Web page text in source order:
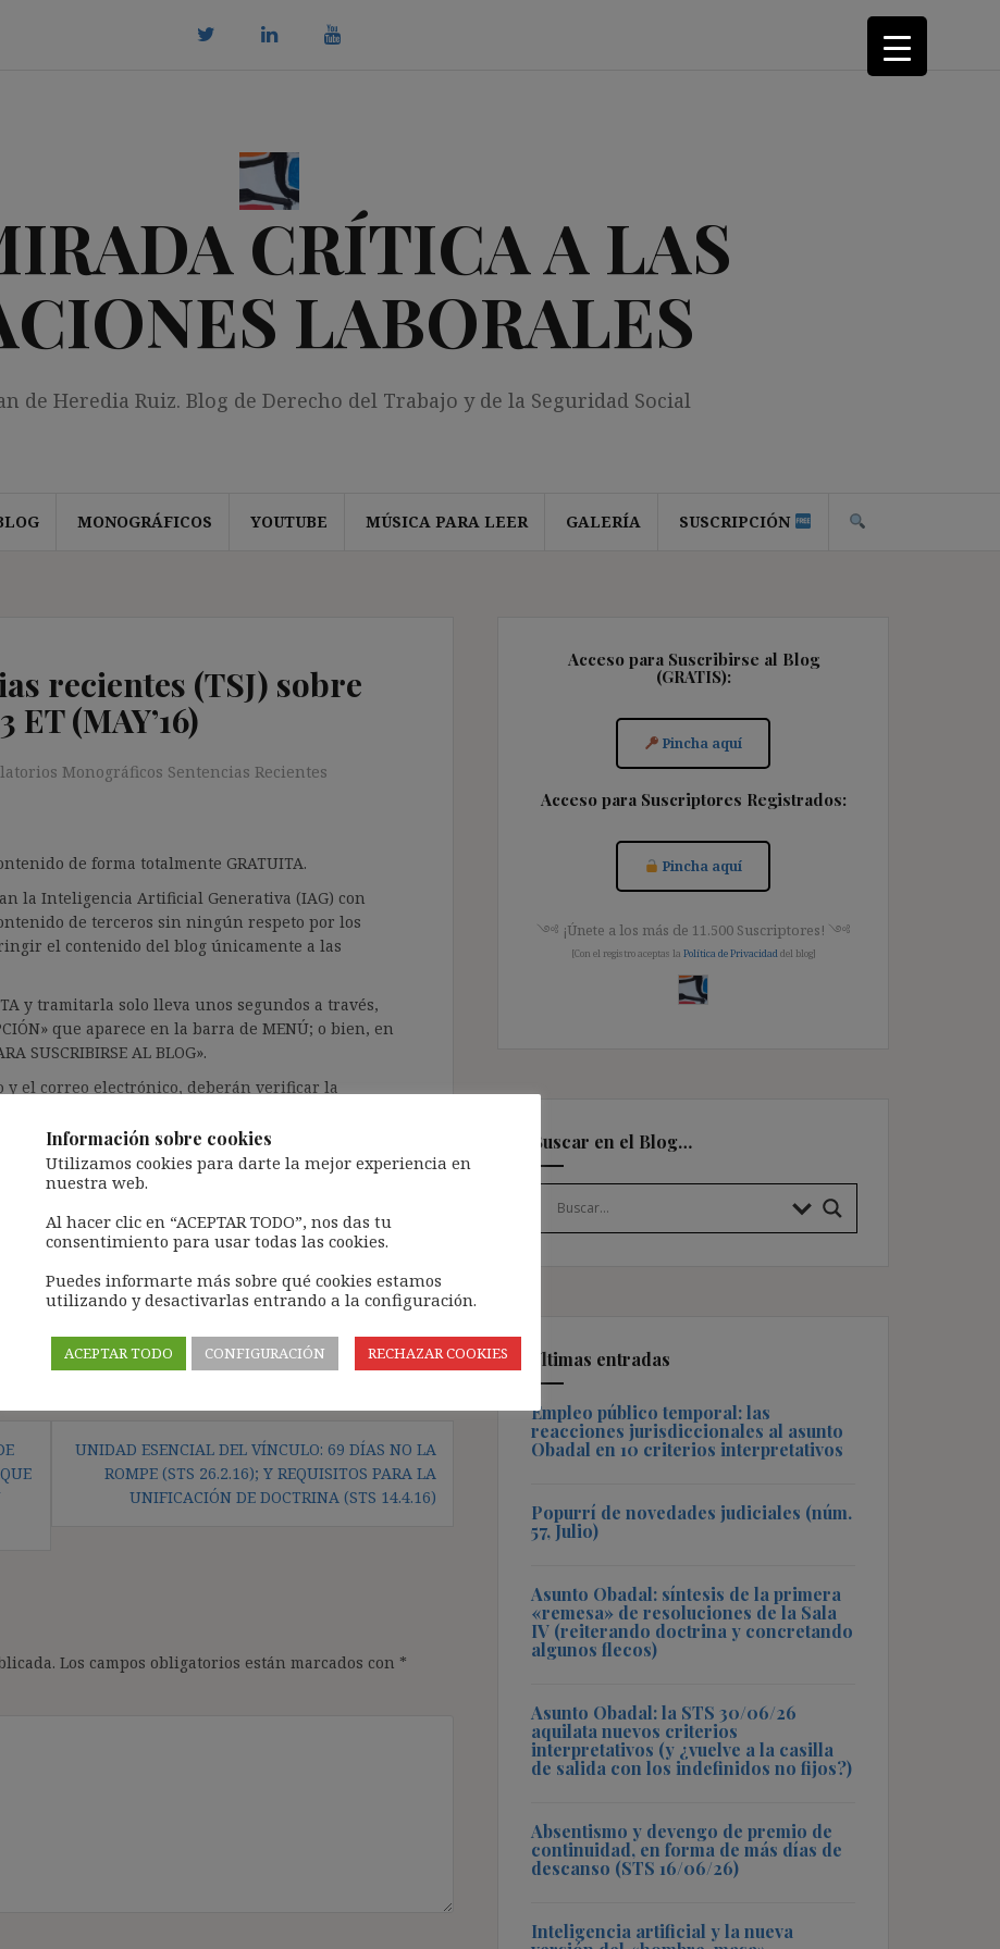
CRÍTICA A LAS
LABORALES
de Heredia Ruiz. Blog de Derecho del Trabajo y de la Seguridad Social
MONOGRÁFICOS YOUTUBE MÚSICA PARA LEER GALERÍA SUSCRIPCIÓN
recientes (TSJ) sobre
(MAY’16)
Monográficos Sentencias Recientes
de forma totalmente GRATUITA.
la Inteligencia Artificial Generativa (IAG) con
de terceros sin ningún respeto por los
el contenido del blog únicamente a las
y tramitarla solo lleva unos segundos a través,
que aparece en la barra de MENÚ; o bien, en
SUSCRIBIRSE AL BLOG».
el correo electrónico, deberán verificar la
en el correo electrónico registrado (según
la bandeja de «Spam»).
pueda causar.
del blog: https://ignasibeltran.com/politica-
UNIDAD ESENCIAL DEL VÍNCULO: 69 DÍAS NO LA
ROMPE (STS 26.2.16); Y REQUISITOS PARA LA
UNIFICACIÓN DE DOCTRINA (STS 14.4.16)
Los campos obligatorios están marcados con *
Acceso para Suscribirse al Blog
(GRATIS):
Pincha aquí
Acceso para Suscriptores Registrados:
Pincha aquí
༺ ¡Únete a los más de 11.500 Suscriptores! ༺
[Con el registro aceptas la Política de Privacidad del blog]
Buscar en el Blog…
Últimas entradas
Empleo público temporal: las
reacciones jurisdiccionales al asunto
Obadal en 10 criterios interpretativos
Popurrí de novedades judiciales (núm.
57, Julio)
Asunto Obadal: síntesis de la primera
«remesa» de resoluciones de la Sala
IV (reiterando doctrina y concretando
algunos flecos)
Asunto Obadal: la STS 30/06/26
aquilata nuevos criterios
interpretativos (y ¿vuelve a la casilla
de salida con los indefinidos no fijos?)
Absentismo y devengo de premio de
continuidad, en forma de más días de
descanso (STS 16/06/26)
Inteligencia artificial y la nueva
Información sobre cookies
Utilizamos cookies para darte la mejor experiencia en
nuestra web.
Al hacer clic en “ACEPTAR TODO”, nos das tu
consentimiento para usar todas las cookies.
Puedes informarte más sobre qué cookies estamos
utilizando y desactivarlas entrando a la configuración.
ACEPTAR TODO CONFIGURACIÓN RECHAZAR COOKIES